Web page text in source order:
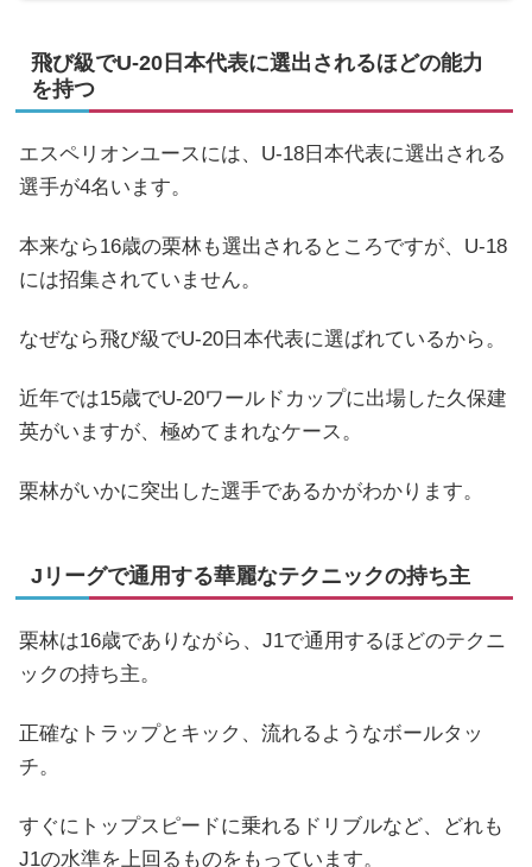
飛び級でU-20日本代表に選出されるほどの能力
を持つ
エスペリオンユースには、U-18日本代表に選出される
選手が4名います。
本来なら16歳の栗林も選出されるところですが、U-18
には招集されていません。
なぜなら飛び級でU-20日本代表に選ばれているから。
近年では15歳でU-20ワールドカップに出場した久保建
英がいますが、極めてまれなケース。
栗林がいかに突出した選手であるかがわかります。
Jリーグで通用する華麗なテクニックの持ち主
栗林は16歳でありながら、J1で通用するほどのテクニ
ックの持ち主。
正確なトラップとキック、流れるようなボールタッ
チ。
すぐにトップスピードに乗れるドリブルなど、どれも
J1の水準を上回るものをもっています。